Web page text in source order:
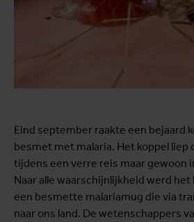
Eind september raakte een bejaard
besmet met malaria. Het koppel liep
tijdens een verre reis maar gewoon
Naar alle waarschijnlijkheid werd
een besmette malariamug die via
naar ons land. De wetenschappers